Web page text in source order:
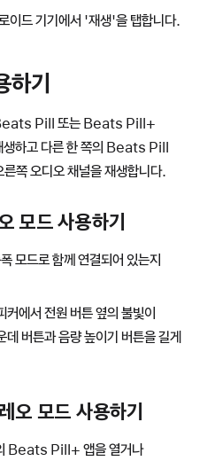
드 기기에서 '재생'을 탭합니다.
하기
Beats Pill 또는 Beats Pill+
생하고 다른 한 쪽의 Beats Pill
쪽 오디오 채널을 재생합니다.
모드 사용하기
모드로 함께 연결되어 있는지
에서 전원 버튼 옆의 불빛이
버튼과 음량 높이기 버튼을 길게
모드 사용하기
Beats Pill+ 앱을 열거나